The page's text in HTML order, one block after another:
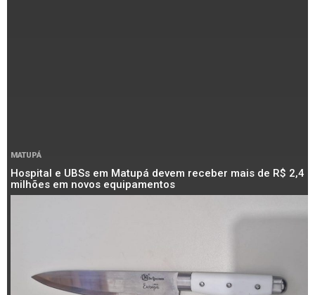
MATUPÁ
Hospital e UBSs em Matupá devem receber mais de R$ 2,4
milhões em novos equipamentos